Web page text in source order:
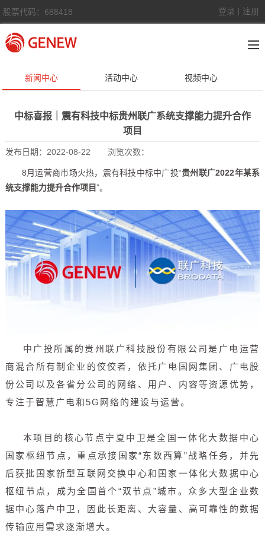
股票代码：688418 登录 注册
新闻中心 活动中心 视频中心
中标喜报｜震有科技中标贵州联广系统支撑能力提升合作
项目
发布日期： 2022-08-22 浏览次数：
8月运营商市场火热，震有科技中标中广投“贵州联广2022年某系
统支撑能力提升合作项目”。
中广投所属的贵州联广科技股份有限公司是广电运营
商混合所有制企业的佼佼者，依托广电国网集团、广电股
份公司以及各省分公司的网络、用户、内容等资源优势，
专注于智慧广电和5G网络的建设与运营。
本项目的核心节点宁夏中卫是全国一体化大数据中心
国家枢纽节点，重点承接国家“东数西算”战略任务，并先
后获批国家新型互联网交换中心和国家一体化大数据中心
枢纽节点，成为全国首个“双节点”城市。众多大型企业数
据中心落户中卫，因此长距离、大容量、高可靠性的数据
传输应用需求逐渐增大。